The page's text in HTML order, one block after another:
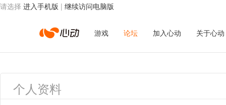
请选择 进入手机版 | 继续访问电脑版
心
动
游戏 论坛 加入心动 关于心动
个人资料